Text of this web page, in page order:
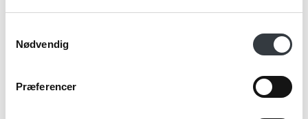
Nødvendig
Præferencer
Kommentar